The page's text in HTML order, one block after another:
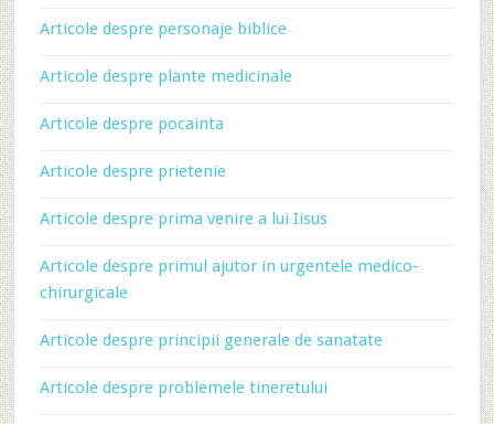
Articole despre personaje biblice
Articole despre plante medicinale
Articole despre pocainta
Articole despre prietenie
Articole despre prima venire a lui Iisus
Articole despre primul ajutor in urgentele medico-
chirurgicale
Articole despre principii generale de sanatate
Articole despre problemele tineretului